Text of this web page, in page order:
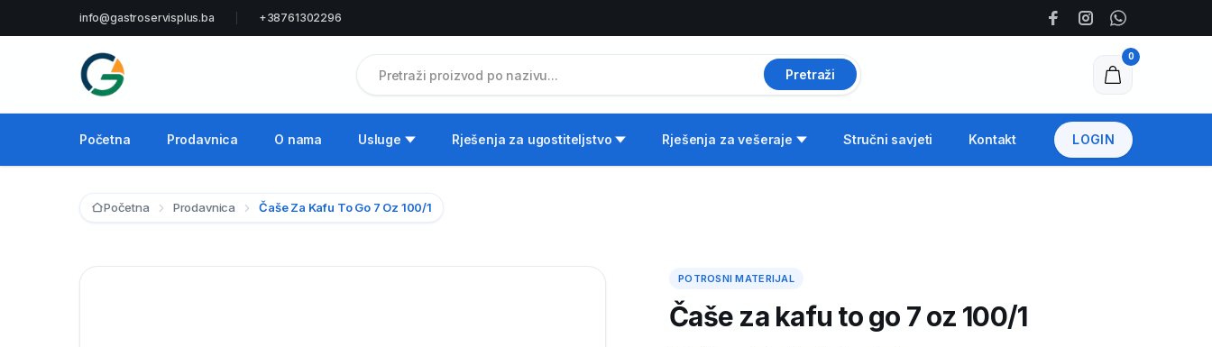
info@gastroservisplus.ba +38761302296
Pretraži
0
Početna Prodavnica O nama Usluge Rješenja za ugostiteljstvo Rješenja za vešeraje Stručni savjeti Kontakt LOGIN
Početna Prodavnica Čaše Za Kafu To Go 7 Oz 100/1
POTROSNI MATERIJAL
Čaše za kafu to go 7 oz 100/1